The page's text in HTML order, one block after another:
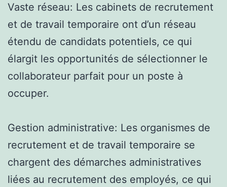
Vaste réseau: Les cabinets de recrutement
et de travail temporaire ont d’un réseau
étendu de candidats potentiels, ce qui
élargit les opportunités de sélectionner le
collaborateur parfait pour un poste à
occuper.
Gestion administrative: Les organismes de
recrutement et de travail temporaire se
chargent des démarches administratives
liées au recrutement des employés, ce qui